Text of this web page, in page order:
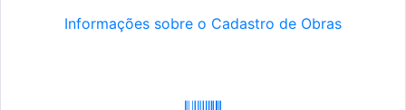
Informações sobre o Cadastro de Obras